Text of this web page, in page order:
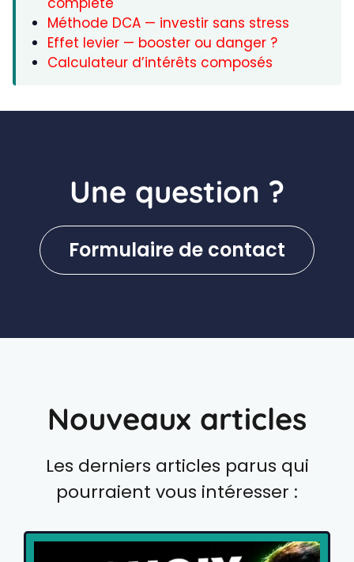
Méthode DCA — investir sans stress
Effet levier — booster ou danger ?
Calculateur d’intérêts composés
Une question ?
Formulaire de contact
Nouveaux articles
Les derniers articles parus qui
pourraient vous intéresser :